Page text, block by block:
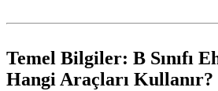
Temel Bilgiler: B Sınıfı
Hangi Araçları Kullanır?